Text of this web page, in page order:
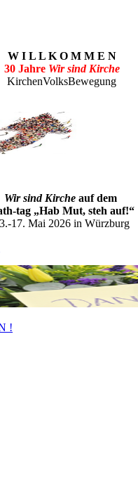
W I L L K O M M E N
30 Jahre Wir sind Kirche
KirchenVolksBewegung
Wir sind Kirche auf dem
tag „Hab Mut, steh auf!“
17. Mai 2026 in Würzburg
!